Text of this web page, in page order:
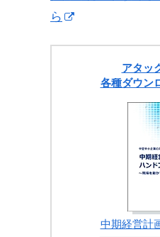
ら
アタッ
各種ダウン
中期経営計